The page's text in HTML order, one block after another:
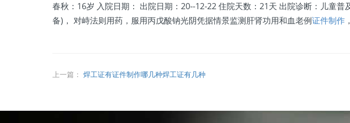
春秋：16岁 入院日期： 出院日期：20--12-22 住院天数：21天 出院诊断：儿童
备)， 对峙法则用药，服用丙戊酸钠光阴凭据情景监测肝肾功用和血老例证件制作
上一篇： 焊工证有证件制作哪几种焊工证有几种